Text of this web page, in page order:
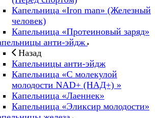
Капельница «Iron man» (Железный
человек)
Капельница «Протеиновый заряд»
анти-эйдж
Назад
Капельницы анти-эйдж
Капельница «С молекулой
молодости NAD+ (НАД+) »
Капельница «Лаеннек»
Капельница «Эликсир молодости»